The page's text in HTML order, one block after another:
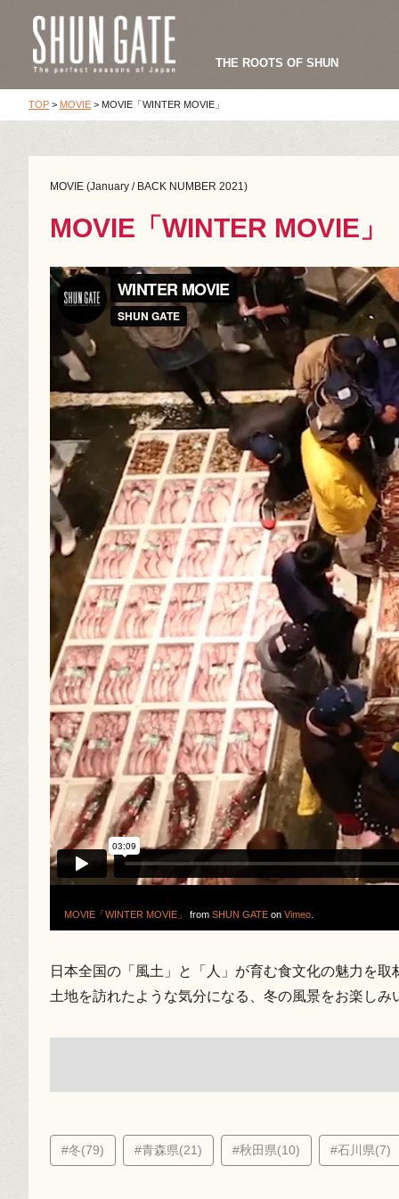
THE ROOTS OF SHUN
TOP > MOVIE > MOVIE「WINTER MOVIE」
MOVIE (January / BACK NUMBER 2021)
MOVIE「WINTER MOVIE」
MOVIE「WINTER MOVIE」 from SHUN GATE on Vimeo
日本全国の「風土」と「人」が育む食文化の魅力を
土地を訪れたような気分になる、冬の風景をお楽しみ
#冬(79) #青森県(21) #秋田県(10) #石川県(7)